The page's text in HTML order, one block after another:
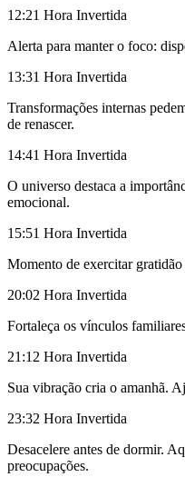
12:21 Hora Invertida
Alerta para manter o foco:
13:31 Hora Invertida
Transformações internas
de renascer.
14:41 Hora Invertida
O universo destaca a
emocional.
15:51 Hora Invertida
Momento de exercitar
20:02 Hora Invertida
Fortaleça os vínculos
21:12 Hora Invertida
Sua vibração cria o amanhã.
23:32 Hora Invertida
Desacelere antes de dormir.
preocupações.